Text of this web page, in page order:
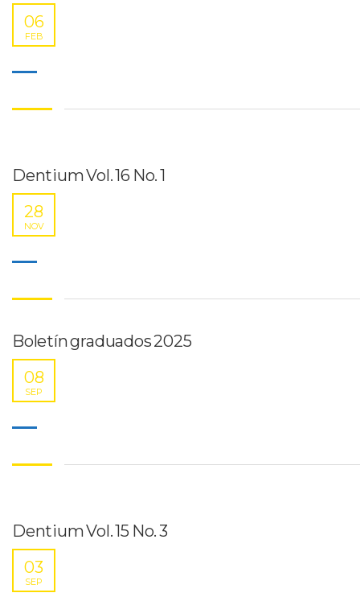
06
FEB
Dentium Vol. 16 No. 1
28
NOV
Boletín graduados 2025
08
SEP
Dentium Vol. 15 No. 3
03
SEP